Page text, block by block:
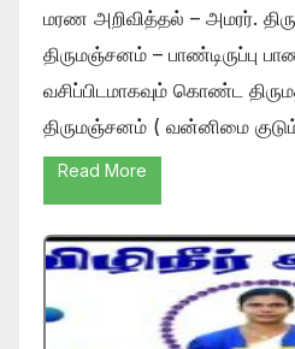
மரண அறிவித்தல் – அமரர்.
திருமஞ்சனம் – பாண்டிருப்பு
வசிப்பிடமாகவும் கொண்ட
திருமஞ்சனம் ( வன்னிமை
Read More